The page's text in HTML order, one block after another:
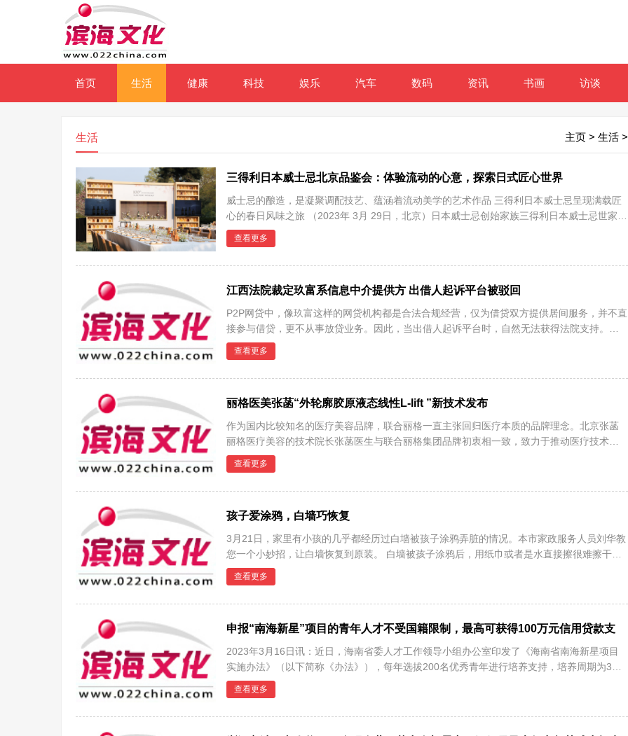
首页 生活 健康 科技 娱乐 汽车 数码 资讯 书画 访谈
主页 > 生活 >
生活
三得利日本威士忌北京品鉴会：体验流动的心意，探索日式匠心世界
威士忌的酿造，是凝聚调配技艺、蕴涵着流动美学的艺术作品 三得利日本威士忌呈现满载匠
心的春日风味之旅 （2023年 3月 29日，北京）日本威士忌创始家族三得利日本威士忌世家以
「
查看更多
江西法院裁定玖富系信息中介提供方 出借人起诉平台被驳回
P2P网贷中，像玖富这样的网贷机构都是合法合规经营，仅为借贷双方提供居间服务，并不直
接参与借贷，更不从事放贷业务。因此，当出借人起诉平台时，自然无法获得法院支持。不
久
查看更多
丽格医美张菡“外轮廓胶原液态线性L-lift ”新技术发布
作为国内比较知名的医疗美容品牌，联合丽格一直主张回归医疗本质的品牌理念。北京张菡
丽格医疗美容的技术院长张菡医生与联合丽格集团品牌初衷相一致，致力于推动医疗技术的
迭
查看更多
孩子爱涂鸦，白墙巧恢复
3月21日，家里有小孩的几乎都经历过白墙被孩子涂鸦弄脏的情况。本市家政服务人员刘华教
您一个小妙招，让白墙恢复到原装。 白墙被孩子涂鸦后，用纸巾或者是水直接擦很难擦干
净。
查看更多
申报“南海新星”项目的青年人才不受国籍限制，最高可获得100万元信用贷款支
2023年3月16日讯：近日，海南省委人才工作领导小组办公室印发了《海南省南海新星项目
实施办法》（以下简称《办法》），每年选拔200名优秀青年进行培养支持，培养周期为3
年，对从
查看更多